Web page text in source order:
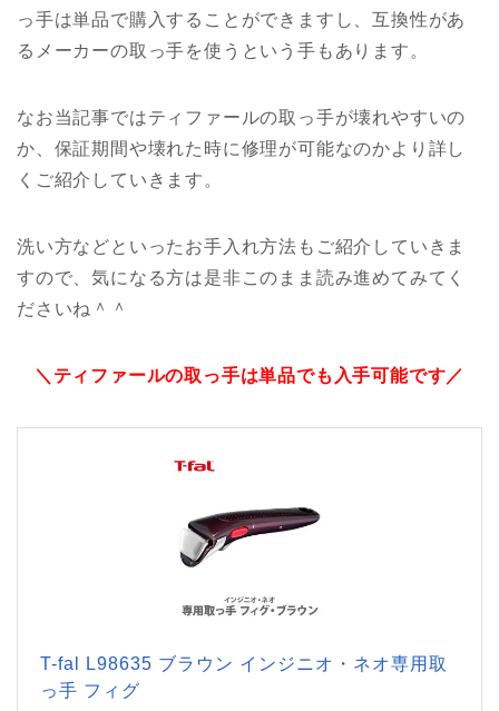
っ手は単品で購入することができますし、互換性があ
るメーカーの取っ手を使うという手もあります。
なお当記事ではティファールの取っ手が壊れやすいの
か、保証期間や壊れた時に修理が可能なのかより詳し
くご紹介していきます。
洗い方などといったお手入れ方法もご紹介していきま
すので、気になる方は是非このまま読み進めてみてく
ださいね＾＾
＼ティファールの取っ手は単品でも入手可能です／
T-fal L98635 ブラウン インジニオ・ネオ専用取
っ手 フィグ